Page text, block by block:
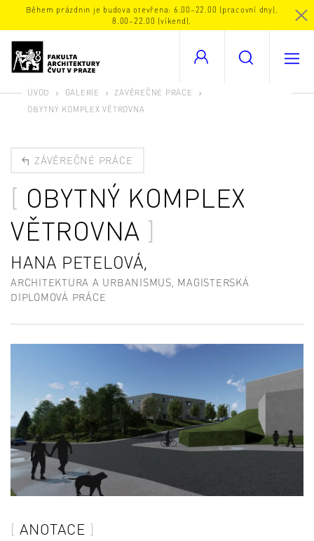
Během prázdnin je budova otevřena: 6.00–22.00 (pracovní dny),
8.00–22.00 (víkend).
ÚVOD GALERIE
ZÁVĚREČNÉ PRÁCE
OBYTNÝ KOMPLEX VĚTROVNA
ZÁVĚREČNÉ PRÁCE
OBYTNÝ KOMPLEX
VĚTROVNA
HANA PETELOVÁ,
ARCHITEKTURA A URBANISMUS, MAGISTERSKÁ
DIPLOMOVÁ PRÁCE
ANOTACE